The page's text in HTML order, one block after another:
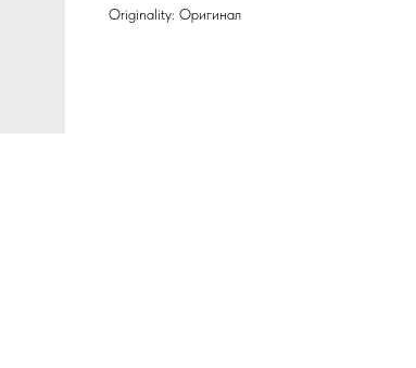
Originality: Оригинал